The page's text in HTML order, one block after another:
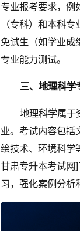
专业报考要求，例
（专科）和本科
免试生（如学业成
专业能力测试。
三、地理科学
地理科学属于
业。考试内容包括
绘技术、环境科学
甘肃专升本考试网
习，强化案例分析